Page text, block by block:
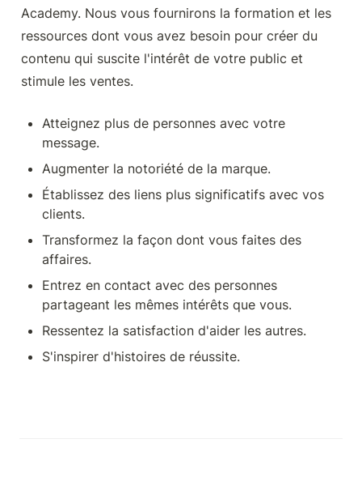
Academy. Nous vous fournirons la formation et les
ressources dont vous avez besoin pour créer du
contenu qui suscite l'intérêt de votre public et
stimule les ventes.
Atteignez plus de personnes avec votre
message.
Augmenter la notoriété de la marque.
Établissez des liens plus significatifs avec vos
clients.
Transformez la façon dont vous faites des
affaires.
Entrez en contact avec des personnes
partageant les mêmes intérêts que vous.
Ressentez la satisfaction d'aider les autres.
S'inspirer d'histoires de réussite.